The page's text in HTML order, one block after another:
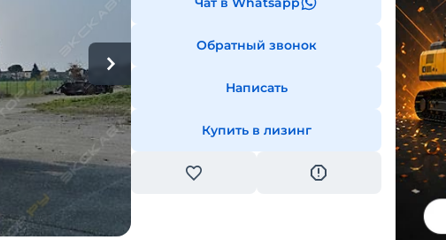
Обратный звонок
Написать
Купить в лизинг